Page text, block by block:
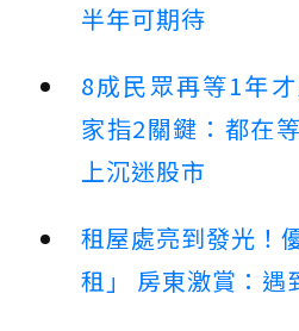
半年可期待
8成民眾再等1年
家指2關鍵：都在
上沉迷股市
租屋處亮到發光！
租」 房東激賞：遇